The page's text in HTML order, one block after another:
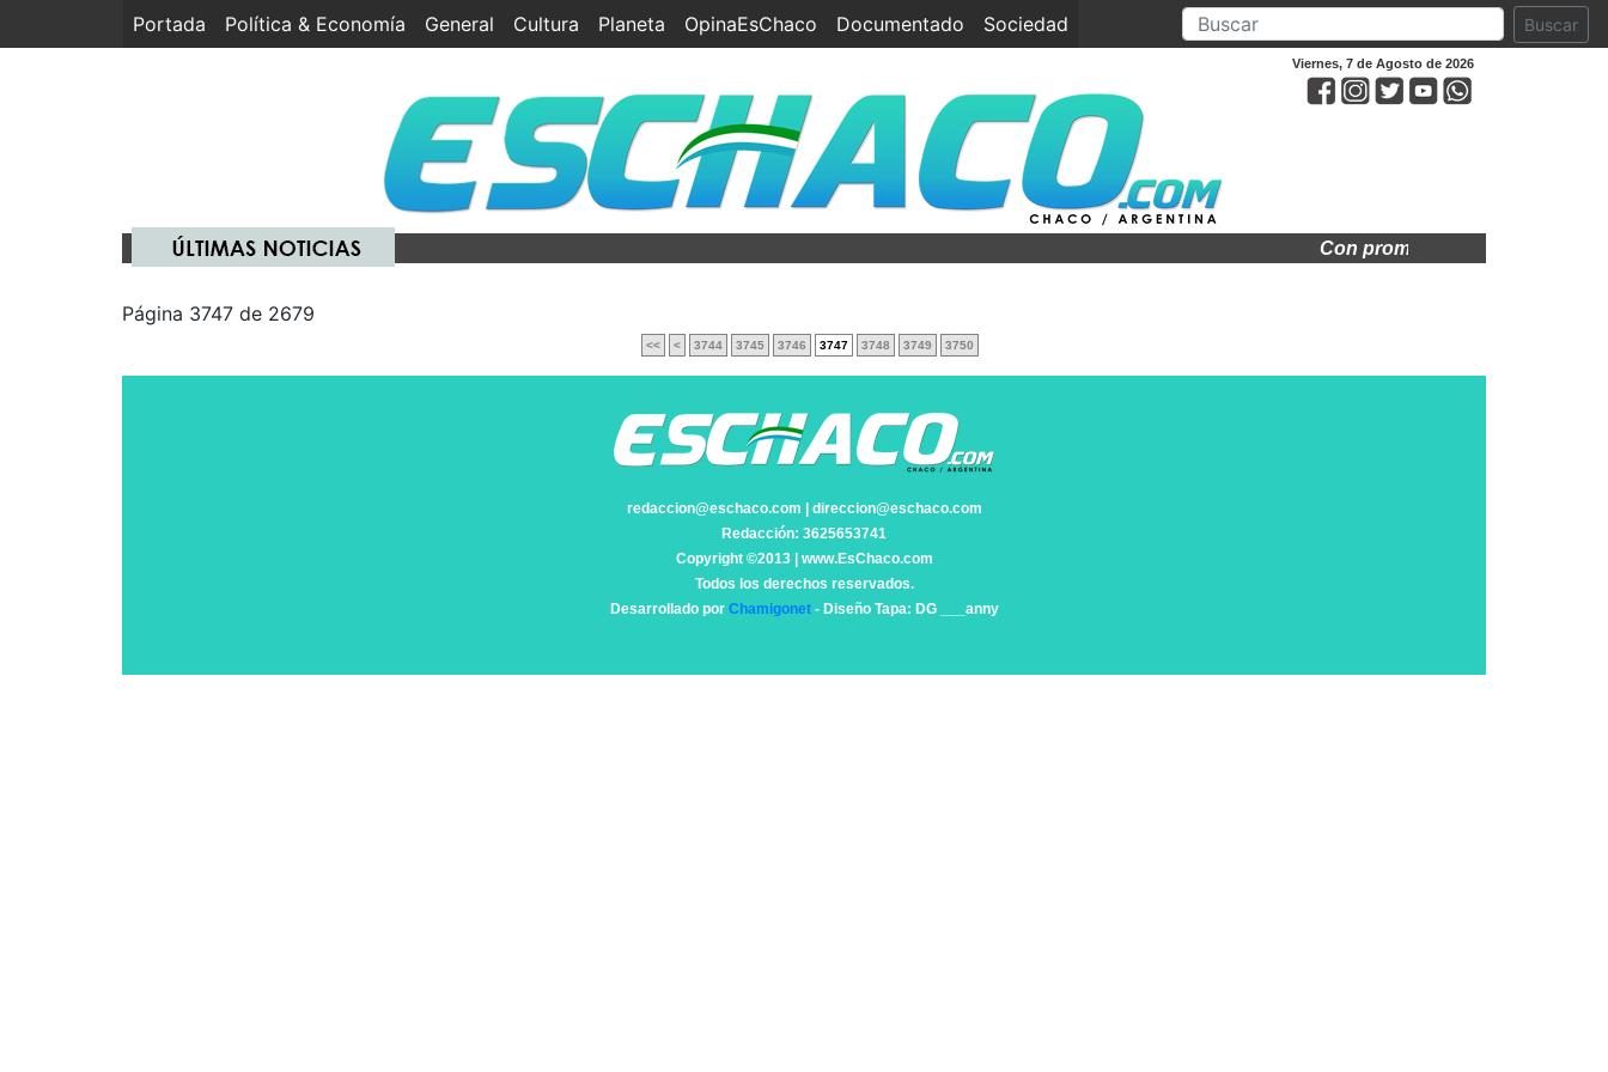
Portada (current)
Política & Economía General Cultura Planeta OpinaEsChaco Documentado Sociedad Buscar
Viernes, 7 de Agosto de 2026
Con promos exclusivas arranca
Página 3747 de 2679
<< < 3744 3745 3746 3747 3748 3749 3750
redaccion@eschaco.com | direccion@eschaco.com
Redacción: 3625653741
Copyright ©2013 | www.EsChaco.com
Todos los derechos reservados.
Desarrollado por Chamigonet- Diseño Tapa: DG ___anny